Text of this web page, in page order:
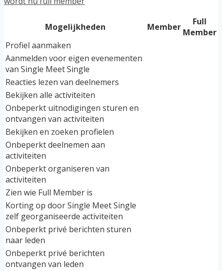
Mogelijkheden Member
Full
Member
Profiel aanmaken
Aanmelden voor eigen evenementen
van Single Meet Single
Reacties lezen van deelnemers
Bekijken alle activiteiten
Onbeperkt uitnodigingen sturen en
ontvangen van activiteiten
Bekijken en zoeken profielen
Onbeperkt deelnemen aan
activiteiten
Onbeperkt organiseren van
activiteiten
Zien wie Full Member is
Korting op door Single Meet Single
zelf georganiseerde activiteiten
Onbeperkt privé berichten sturen
naar leden
Onbeperkt privé berichten
ontvangen van leden